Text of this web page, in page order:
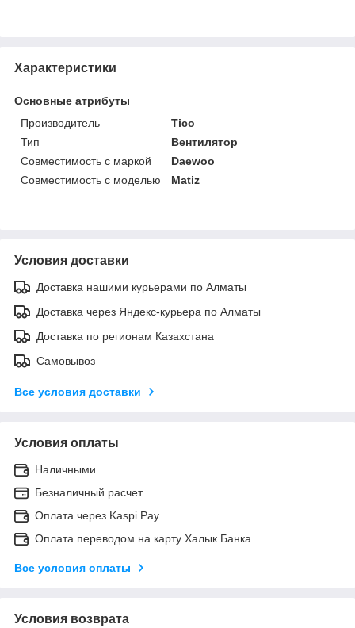
Характеристики
Основные атрибуты
Производитель
Tico
Тип
Вентилятор
Совместимость с маркой
Daewoo
Совместимость с моделью
Matiz
Условия доставки
Доставка нашими курьерами по Алматы
Доставка через Яндекс-курьера по Алматы
Доставка по регионам Казахстана
Самовывоз
Все условия доставки
Условия оплаты
Наличными
Безналичный расчет
Оплата через Kaspi Pay
Оплата переводом на карту Халык Банка
Все условия оплаты
Условия возврата